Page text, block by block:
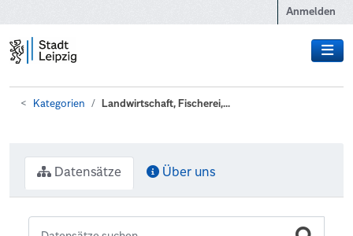
Anmelden
Kategorien Landwirtschaft, Fischerei,...
Datensätze Über uns